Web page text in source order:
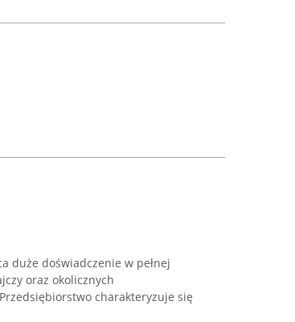
duże doświadczenie w pełnej
oraz okolicznych
charakteryzuje się